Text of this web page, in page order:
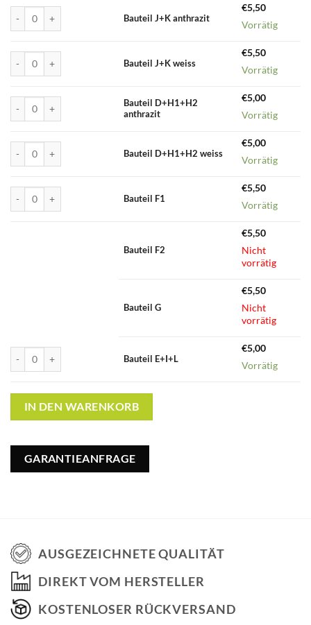
Bauteil J+K anthrazit
€5,50
Vorrätig
Bauteil J+K weiss
€5,50
Vorrätig
Bauteil D+H1+H2 anthrazit MengeBauteil D+H1+H2
anthrazit
€5,00
Vorrätig
Bauteil D+H1+H2 weiss
€5,00
Vorrätig
Bauteil F1
€5,50
Vorrätig
Bauteil F2
€5,50
Nicht
vorrätig
Bauteil G
€5,50
Nicht
vorrätig
Bauteil E+I+L
€5,00
Vorrätig
IN DEN WARENKORB
GARANTIEANFRAGE
AUSGEZEICHNETE QUALITÄT
DIREKT VOM HERSTELLER
KOSTENLOSER RÜCKVERSAND